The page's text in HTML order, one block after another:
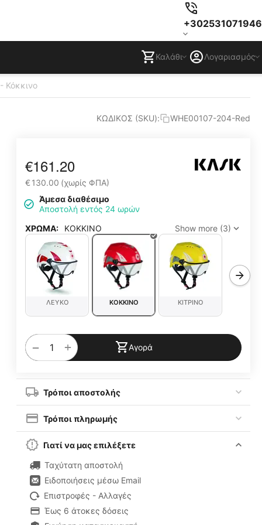
+302531071946
Καλάθι Λογαριασμός
Κόκκινο
ΚΩΔΙΚΟΣ (SKU): WHE00107-204-Red
€161.20
€130.00 (χωρίς ΦΠΑ)
Άμεσα διαθέσιμο
Αποστολή εντός 24 ωρών
ΧΡΩΜΑ:
ΚΟΚΚΙΝΟ Show more (3)
ΛΕΥΚΟ ΚΟΚΚΙΝΟ ΚΙΤΡΙΝΟ
+
− Αγορά
Τρόποι αποστολής
Τρόποι πληρωμής
Γιατί να μας επιλέξετε
Ταχύτατη αποστολή
Ειδοποιήσεις μέσω Email
Επιστροφές - Αλλαγές
Έως 6 άτοκες δόσεις